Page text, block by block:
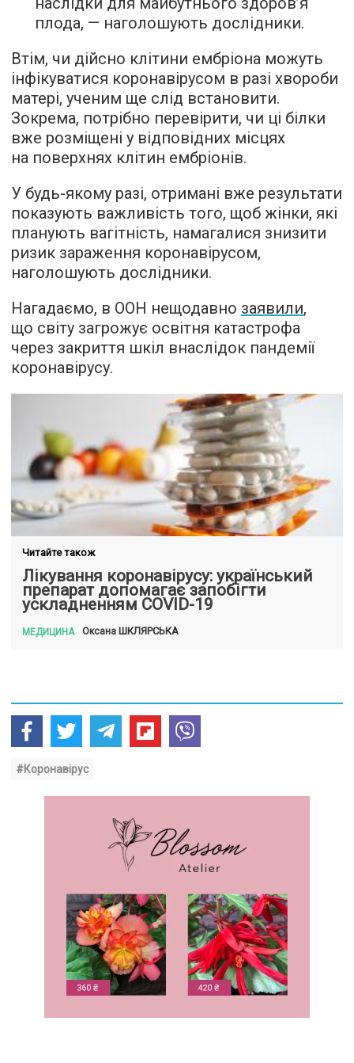
плода, — наголошують дослідники.
Втім, чи дійсно клітини ембріона можуть
інфікуватися коронавірусом в разі хвороби
матері, ученим ще слід встановити.
Зокрема, потрібно перевірити, чи ці білки
вже розміщені у відповідних місцях
на поверхнях клітин ембріонів.
У будь-якому разі, отримані вже результати
показують важливість того, щоб жінки, які
планують вагітність, намагалися знизити
ризик зараження коронавірусом,
наголошують дослідники.
Нагадаємо, в ООН нещодавно заявили,
що світу загрожує освітня катастрофа
через закриття шкіл внаслідок пандемії
коронавірусу.
Читайте також
Лікування коронавірусу: український
препарат допомагає запобігти
ускладненням COVID-19
МЕДИЦИНА Оксана ШКЛЯРСЬКА
#Коронавірус